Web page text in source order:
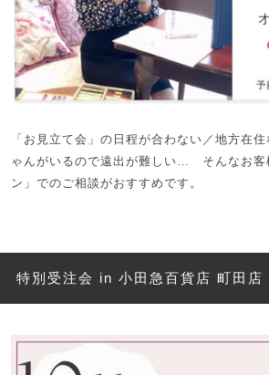
「お見立て会」の日程が合わない／地方在
ゃんがいるので遠出が難しい… そんなお客
ン」でのご相談がおすすめです。
特別受注会 in 小田急百貨店 町田店